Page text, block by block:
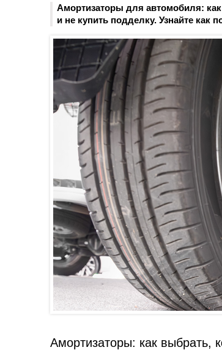
Амортизаторы для автомобиля:
и не купить подделку. Узнайте как
Амортизаторы: как выбрать,